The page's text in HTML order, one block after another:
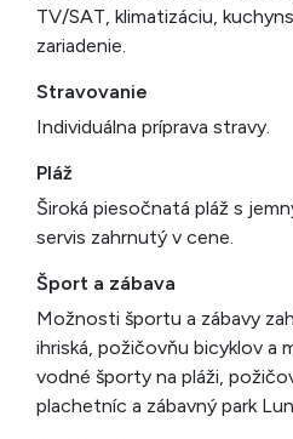
TV/SAT, klimatizáciu,
zariadenie.
Stravovanie
Individuálna príprava stravy.
Pláž
Široká piesočnatá pláž s
servis zahrnutý v cene.
Šport a zábava
Možnosti športu a zábavy
ihriská, požičovňu bicyklov a
vodné športy na pláži,
plachetníc a zábavný park